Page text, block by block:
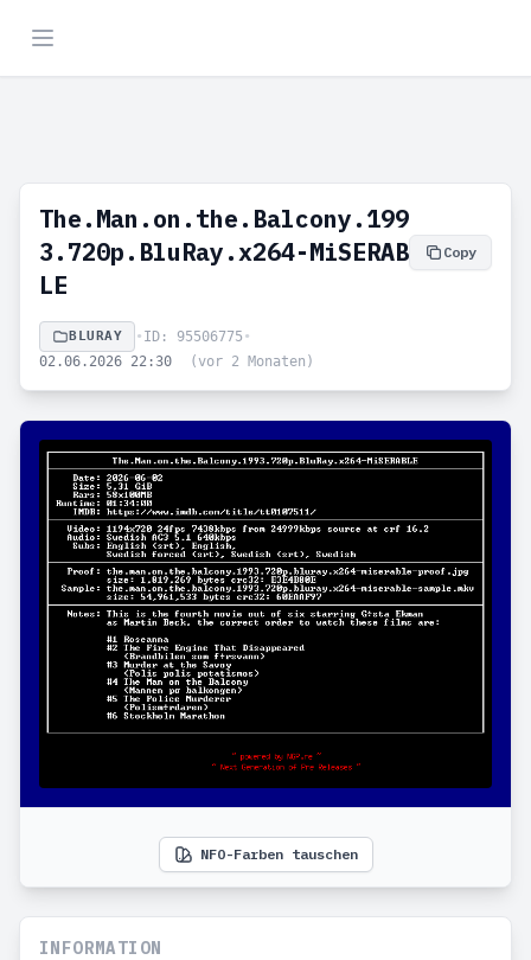
The.Man.on.the.Balcony.199
3.720p.BluRay.x264-MiSERAB
LE
Copy
BLURAY • ID: 95506775 •
02.06.2026 22:30
(vor 2 Monaten)
NFO-Farben tauschen
INFORMATION